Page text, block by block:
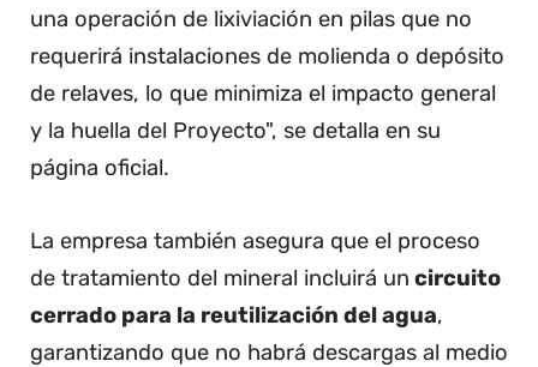
una operación de lixiviación en pilas que no
requerirá instalaciones de molienda o depósito
de relaves, lo que minimiza el impacto general
y la huella del Proyecto", se detalla en su
página oficial.
La empresa también asegura que el proceso
de tratamiento del mineral incluirá un circuito
cerrado para la reutilización del agua,
garantizando que no habrá descargas al medio